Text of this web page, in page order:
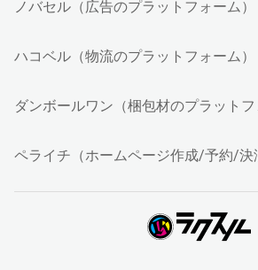
ノバセル（広告のプラットフォーム）
ハコベル（物流のプラットフォーム）
ダンボールワン（梱包材のプラットフ
ペライチ（ホームページ作成/予約/決